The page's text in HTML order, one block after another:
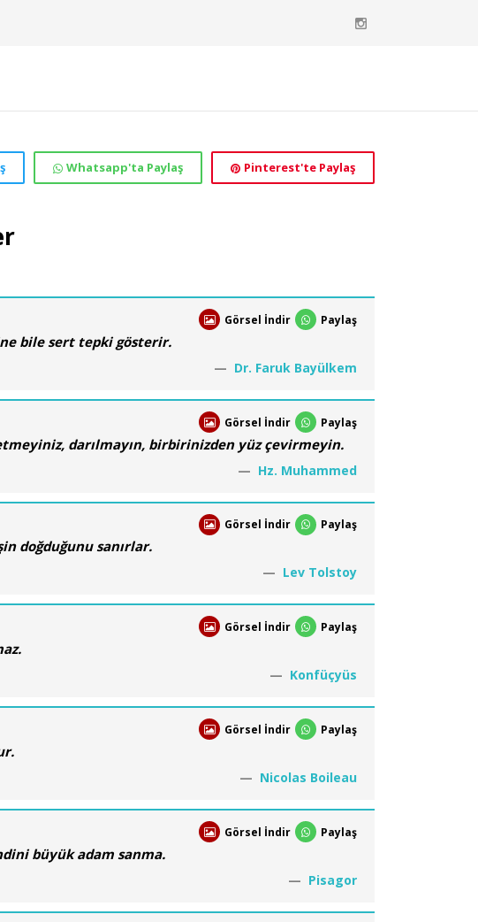
Pinterest'te Paylaş
Whatsapp'ta Paylaş
Görsel İndir Paylaş
bile sert tepki gösterir.
Dr. Faruk Bayülkem
Görsel İndir Paylaş
darılmayın, birbirinizden yüz çevirmeyin.
Hz. Muhammed
Görsel İndir Paylaş
doğduğunu sanırlar.
Lev Tolstoy
Görsel İndir Paylaş
Konfüçyüs
Görsel İndir Paylaş
Nicolas Boileau
Görsel İndir Paylaş
büyük adam sanma.
Pisagor